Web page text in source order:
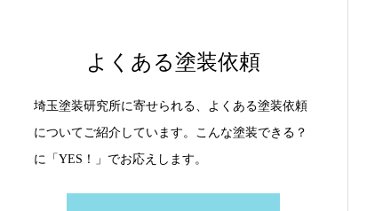
よくある塗装依頼
埼玉塗装研究所に寄せられる、よくある塗装依頼
についてご紹介しています。こんな塗装できる？
に「YES！」でお応えします。